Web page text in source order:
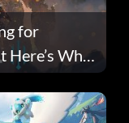
for
Here’s Why